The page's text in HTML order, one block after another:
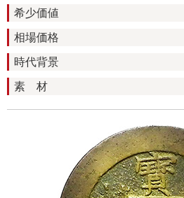
希少価値
相場価格
時代背景
素 材